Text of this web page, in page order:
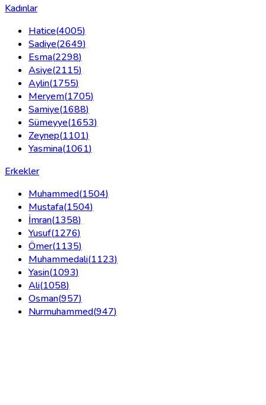
Kadınlar
Hatice(4005)
Sadiye(2649)
Esma(2298)
Asiye(2115)
Aylin(1755)
Meryem(1705)
Samiye(1688)
Sümeyye(1653)
Zeynep(1101)
Yasmina(1061)
Erkekler
Muhammed(1504)
Mustafa(1504)
İmran(1358)
Yusuf(1276)
Ömer(1135)
Muhammedali(1123)
Yasin(1093)
Ali(1058)
Osman(957)
Nurmuhammed(947)